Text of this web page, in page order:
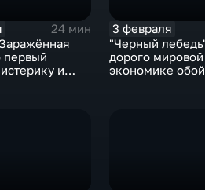
24 мин
первый
и
3 февраля
"Черный
дорого мировой
экономике